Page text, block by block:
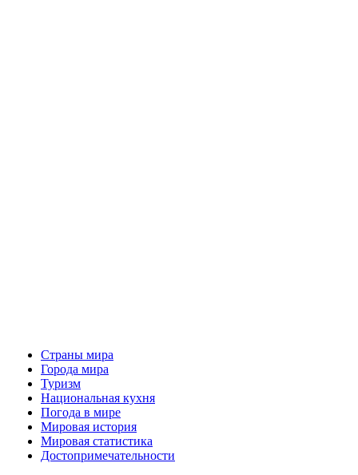
Страны мира
Города мира
Туризм
Национальная кухня
Погода в мире
Мировая история
Мировая статистика
Достопримечательности